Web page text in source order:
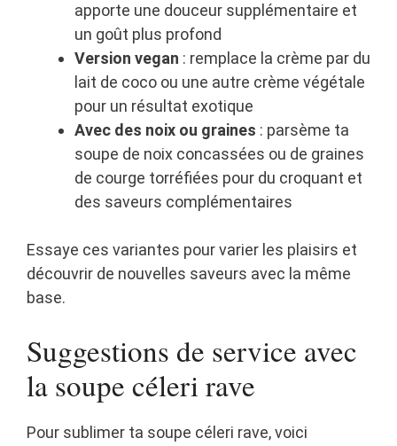
apporte une douceur supplémentaire et
un goût plus profond
Version vegan : remplace la crème par du
lait de coco ou une autre crème végétale
pour un résultat exotique
Avec des noix ou graines : parsème ta
soupe de noix concassées ou de graines
de courge torréfiées pour du croquant et
des saveurs complémentaires
Essaye ces variantes pour varier les plaisirs et
découvrir de nouvelles saveurs avec la même
base.
Suggestions de service avec
la soupe céleri rave
Pour sublimer ta soupe céleri rave, voici